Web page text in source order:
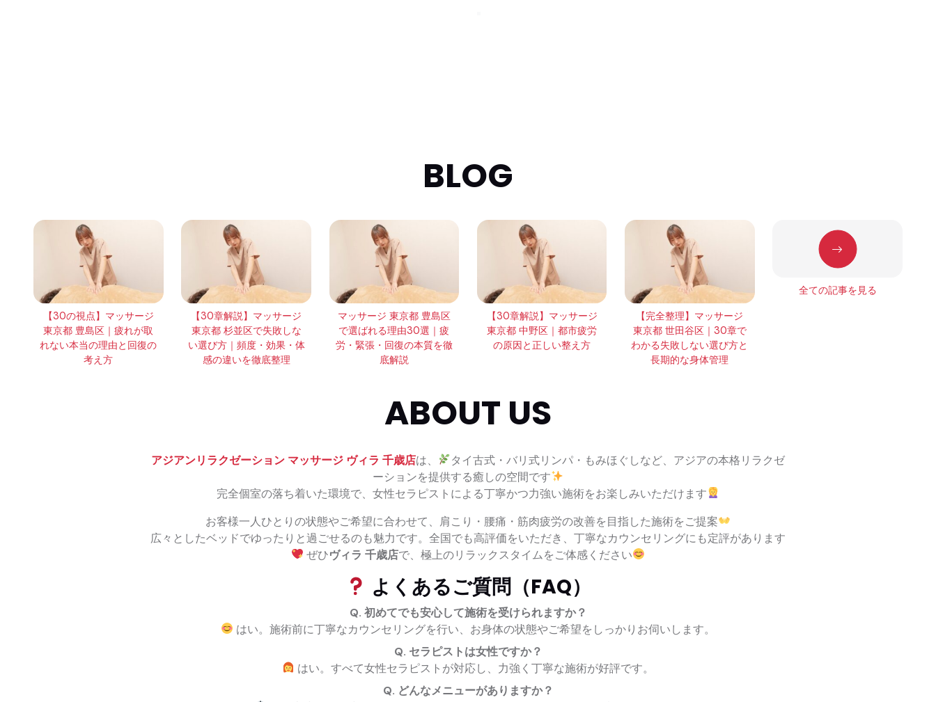
BLOG
【30の視点】マッサージ
東京都 豊島区｜疲れが取
れない本当の理由と回復の
考え方
【30章解説】マッサージ
東京都 杉並区で失敗しな
い選び方｜頻度・効果・体
感の違いを徹底整理
マッサージ 東京都 豊島区
で選ばれる理由30選｜疲
労・緊張・回復の本質を徹
底解説
【30章解説】マッサージ
東京都 中野区｜都市疲労
の原因と正しい整え方
【完全整理】マッサージ
東京都 世田谷区｜30章で
わかる失敗しない選び方と
長期的な身体管理
全ての記事を見る
ABOUT US
アジアンリラクゼーション マッサージ ヴィラ 千歳店は、
タイ古式・バリ式リンパ・もみほぐしなど、アジアの本格リラクゼ
ーションを提供する癒しの空間です
完全個室の落ち着いた環境で、女性セラピストによる丁寧かつ力強い施術をお楽しみいただけます
お客様一人ひとりの状態やご希望に合わせて、肩こり・腰痛・筋肉疲労の改善を目指した施術をご提案
広々としたベッドでゆったりと過ごせるのも魅力です。全国でも高評価をいただき、丁寧なカウンセリングにも定評があります
ぜひヴィラ 千歳店で、極上のリラックスタイムをご体感ください
よくあるご質問（FAQ）
Q. 初めてでも安心して施術を受けられますか？
はい。施術前に丁寧なカウンセリングを行い、お身体の状態やご希望をしっかりお伺いします。
Q. セラピストは女性ですか？
はい。すべて女性セラピストが対応し、力強く丁寧な施術が好評です。
Q. どんなメニューがありますか？